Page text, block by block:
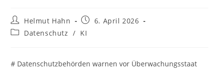
Beitrags-
Autor:
Helmut Hahn
Beitrag
veröffentlicht:
6. April 2026
Beitrags-
Datenschutz / KI
# Datenschutzbehörden warnen vor Überwachungsstaat